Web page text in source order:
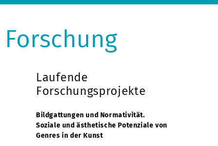
Forschung
Laufende
Forschungsprojekte
Bildgattungen und Normativität.
Soziale und ästhetische Potenziale von
Genres in der Kunst